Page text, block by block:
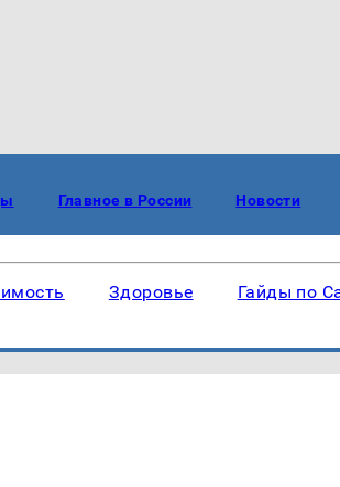
Главное в России Новости
Здоровье Гайды по